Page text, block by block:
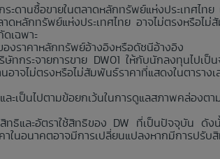
ะดานซื้อขายในตลาดหลักทรัพย์แห่งประเทศไท
หลักทรัพย์แห่งประเทศไทย อาจไม่ตรงหรือไม่
เฉพาะ
งราคาหลักทรัพย์อ้างอิงหรือดัชนีอ้างอิง
กระจายการขาย DW01 ให้กับนักลงทุนไปเป็
อาจไม่ตรงหรือไม่สัมพันธ์ราคาที่แสดงในตาราง
เป็นไปตามข้อยกเว้นในการดูแลสภาพคล่องตา
ทธิและอัตราใช้สิทธิของ DW ที่เป็นปัจจุบัน ดั
อนาคตอาจมีการเปลี่ยนแปลงหากมีการปรับ